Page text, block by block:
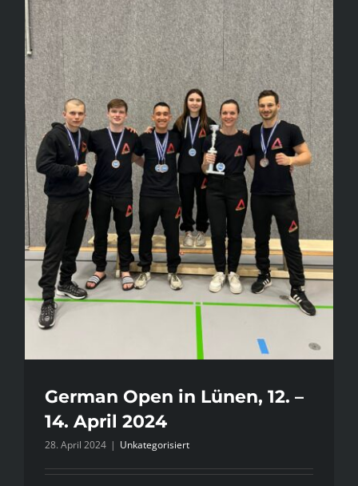
German Open in Lünen, 12. –
14. April 2024
28. April 2024 | Unkategorisiert